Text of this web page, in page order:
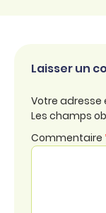
Laisser un
Votre adresse
Les champs
Commentaire